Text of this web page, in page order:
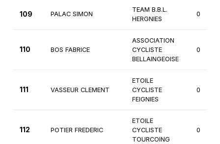
109 PALAC SIMON
TEAM B.B.L.
HERGNIES
0
110 BOS FABRICE
ASSOCIATION
CYCLISTE
BELLAINGEOISE
0
111 VASSEUR CLEMENT
ETOILE
CYCLISTE
FEIGNIES
0
112 POTIER FREDERIC
ETOILE
CYCLISTE
TOURCOING
0